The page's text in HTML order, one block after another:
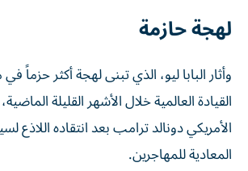
لهجة حازمة
وأثار البابا ليو، الذي تبنى لهجة أكثر
القيادة العالمية خلال الأشهر القليلة
الأمريكي دونالد ترامب بعد انتقاده اللاذع
المعادية للمهاجرين.